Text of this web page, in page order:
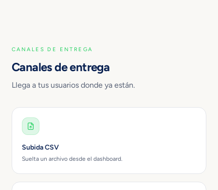
CANALES DE ENTREGA
Canales de entrega
Llega a tus usuarios donde ya están.
Subida CSV
Suelta un archivo desde el dashboard.